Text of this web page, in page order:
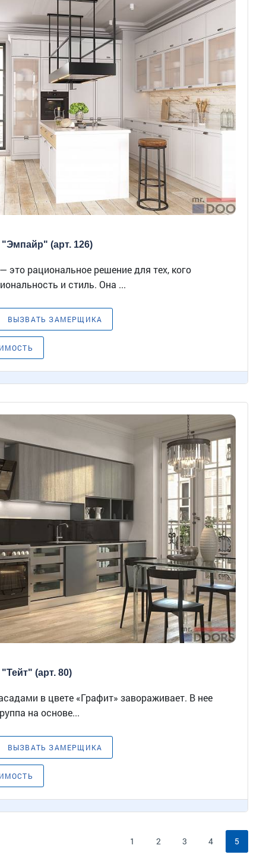
(арт. 126)
это рациональное решение для тех, кого
и стиль. Она ...
ВЫЗВАТЬ ЗАМЕРЩИКА
(арт. 80)
в цвете «Графит» завораживает. В нее
на основе...
ВЫЗВАТЬ ЗАМЕРЩИКА
1 2 3 4 5